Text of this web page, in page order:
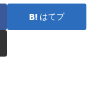
はてブ